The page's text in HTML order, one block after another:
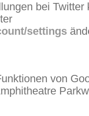
bei Twitter
settings
von